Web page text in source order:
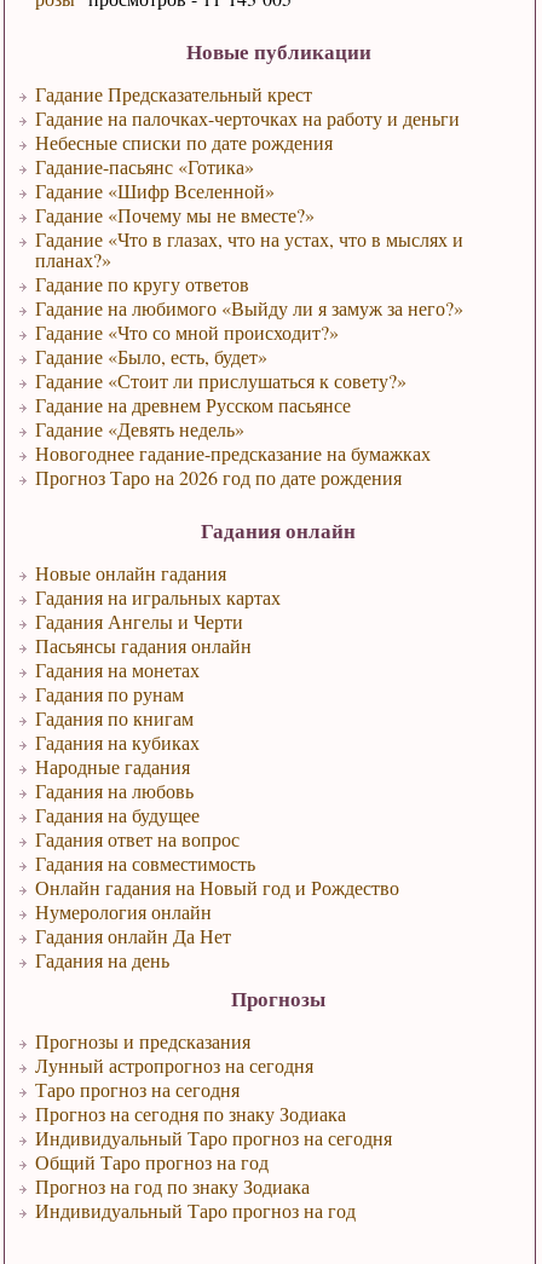
Новые публикации
Гадание Предсказательный крест
Гадание на палочках-черточках на работу и деньги
Небесные списки по дате рождения
Гадание-пасьянс «Готика»
Гадание «Шифр Вселенной»
Гадание «Почему мы не вместе?»
Гадание «Что в глазах, что на устах, что в мыслях и
планах?»
Гадание по кругу ответов
Гадание на любимого «Выйду ли я замуж за него?»
Гадание «Что со мной происходит?»
Гадание «Было, есть, будет»
Гадание «Стоит ли прислушаться к совету?»
Гадание на древнем Русском пасьянсе
Гадание «Девять недель»
Новогоднее гадание-предсказание на бумажках
Прогноз Таро на 2026 год по дате рождения
Гадания онлайн
Новые онлайн гадания
Гадания на игральных картах
Гадания Ангелы и Черти
Пасьянсы гадания онлайн
Гадания на монетах
Гадания по рунам
Гадания по книгам
Гадания на кубиках
Народные гадания
Гадания на любовь
Гадания на будущее
Гадания ответ на вопрос
Гадания на совместимость
Онлайн гадания на Новый год и Рождество
Нумерология онлайн
Гадания онлайн Да Нет
Гадания на день
Прогнозы
Прогнозы и предсказания
Лунный астропрогноз на сегодня
Таро прогноз на сегодня
Прогноз на сегодня по знаку Зодиака
Индивидуальный Таро прогноз на сегодня
Общий Таро прогноз на год
Прогноз на год по знаку Зодиака
Индивидуальный Таро прогноз на год